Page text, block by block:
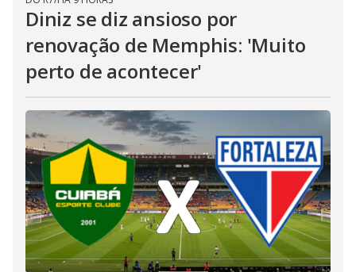
Diniz se diz ansioso por
renovação de Memphis: 'Muito
perto de acontecer'